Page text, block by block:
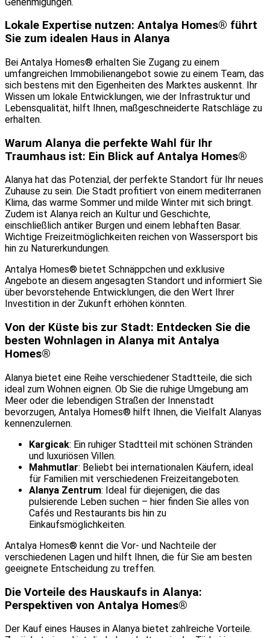
Lokale Expertise nutzen: Antalya Homes® führt
Sie zum idealen Haus in Alanya
Bei Antalya Homes® erhalten Sie Zugang zu einem
umfangreichen Immobilienangebot sowie zu einem Team, das
sich bestens mit den Eigenheiten des Marktes auskennt. Ihr
Wissen um lokale Entwicklungen, wie der Infrastruktur und
Lebensqualität, hilft Ihnen, maßgeschneiderte Ratschläge zu
erhalten.
Warum Alanya die perfekte Wahl für Ihr
Traumhaus ist: Ein Blick auf Antalya Homes®
Alanya hat das Potenzial, der perfekte Standort für Ihr neues
Zuhause zu sein. Die Stadt profitiert von einem mediterranen
Klima, das warme Sommer und milde Winter mit sich bringt.
Zudem ist Alanya reich an Kultur und Geschichte,
einschließlich antiker Burgen und einem lebhaften Basar.
Wichtige Freizeitmöglichkeiten reichen von Wassersport bis
hin zu Naturerkundungen.
Antalya Homes® bietet Schnäppchen und exklusive
Angebote an diesem angesagten Standort und informiert Sie
über bevorstehende Entwicklungen, die den Wert Ihrer
Investition in der Zukunft erhöhen könnten.
Von der Küste bis zur Stadt: Entdecken Sie die
besten Wohnlagen in Alanya mit Antalya
Homes®
Alanya bietet eine Reihe verschiedener Stadtteile, die sich
ideal zum Wohnen eignen. Ob Sie die ruhige Umgebung am
Meer oder die lebendigen Straßen der Innenstadt
bevorzugen, Antalya Homes® hilft Ihnen, die Vielfalt Alanyas
kennenzulernen.
Kargicak: Ein ruhiger Stadtteil mit schönen Stränden
und luxuriösen Villen.
Mahmutlar: Beliebt bei internationalen Käufern, ideal
für Familien mit verschiedenen Freizeitangeboten.
Alanya Zentrum: Ideal für diejenigen, die das
pulsierende Leben suchen – hier finden Sie alles von
Cafés und Restaurants bis hin zu
Einkaufsmöglichkeiten.
Antalya Homes® kennt die Vor- und Nachteile der
verschiedenen Lagen und hilft Ihnen, die für Sie am besten
geeignete Entscheidung zu treffen.
Die Vorteile des Hauskaufs in Alanya:
Perspektiven von Antalya Homes®
Der Kauf eines Hauses in Alanya bietet zahlreiche Vorteile.